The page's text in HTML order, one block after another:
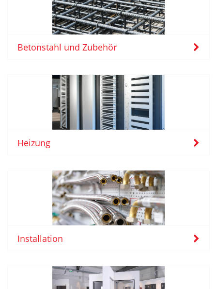
Betonstahl und Zubehör
Heizung
Installation